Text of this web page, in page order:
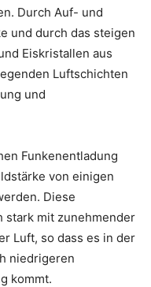
Durch Auf- und
und durch das steigen
Eiskristallen aus
Luftschichten
und
Funkenentladung
von einigen
Diese
stark mit zunehmender
Luft, so dass es in der
niedrigeren
kommt.